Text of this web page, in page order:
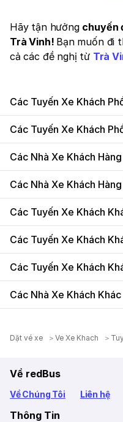
Hãy tận hưởng chuyến
Trà Vinh! Bạn muốn đi
cả các đề nghị từ Trà
Các Tuyến Xe Khách
Các Tuyến Xe Khách
Các Nhà Xe Khách
Các Nhà Xe Khách
Các Tuyến Xe Khách
Các Tuyến Xe Khách
Các Tuyến Xe Khách
Các Nhà Xe Khách Khác
Dặt vé xe Ve Xe Khach
Về redBus
Về Chúng Tôi Liên hệ
Thông Tin